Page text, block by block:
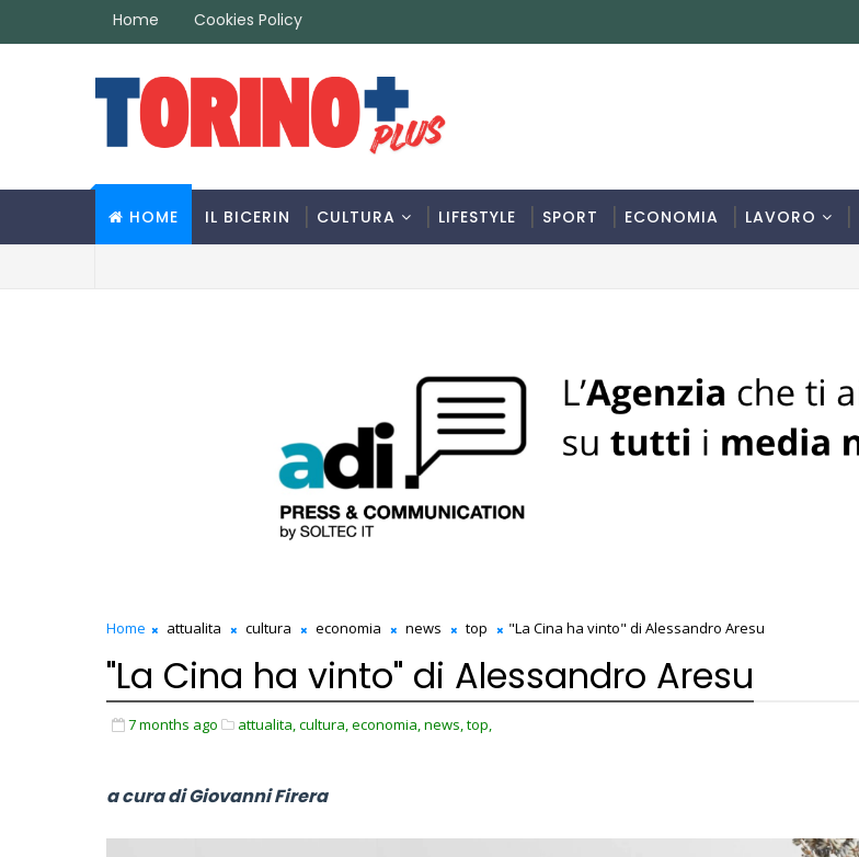
Home Cookies Policy
HOME IL BICERIN CULTURA LIFESTYLE SPORT ECONOMIA LAVORO
Home attualita cultura economia news top "La Cina ha vinto" di Alessandro Aresu
"La Cina ha vinto" di Alessandro Aresu
7 months ago attualita,cultura,economia,news,top,
a cura di Giovanni Firera